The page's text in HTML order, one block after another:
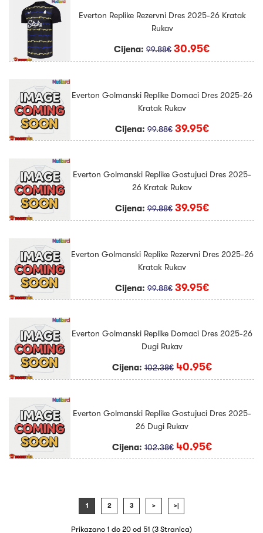
Everton Replike Rezervni Dres 2025-26 Kratak
Rukav
Cijena:99.88€ 30.95€
Everton Golmanski Replike Domaci Dres 2025-26
Kratak Rukav
Cijena:99.88€ 39.95€
Everton Golmanski Replike Gostujuci Dres 2025-
26 Kratak Rukav
Cijena:99.88€ 39.95€
Everton Golmanski Replike Rezervni Dres 2025-26
Kratak Rukav
Cijena:99.88€ 39.95€
Everton Golmanski Replike Domaci Dres 2025-26
Dugi Rukav
Cijena:102.38€ 40.95€
Everton Golmanski Replike Gostujuci Dres 2025-
26 Dugi Rukav
Cijena:102.38€ 40.95€
1 2 3 > >|
Prikazano 1 do 20 od 51 (3 Stranica)